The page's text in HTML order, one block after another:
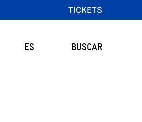
TICKETS
ES BUSCAR